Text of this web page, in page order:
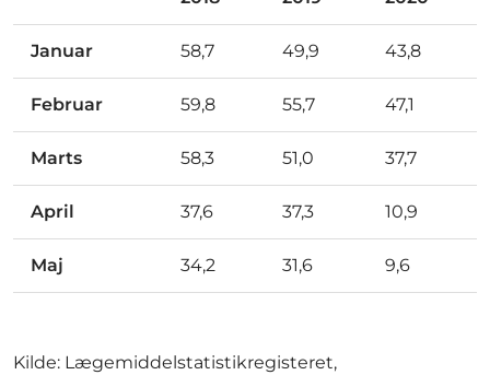
Januar 58,7 49,9 43,8
Februar 59,8 55,7 47,1
Marts 58,3 51,0 37,7
April 37,6 37,3 10,9
Maj 34,2 31,6 9,6
Kilde: Lægemiddelstatistikregisteret,